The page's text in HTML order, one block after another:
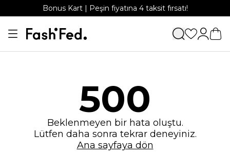
Bonus Kart | Peşin fiyatına 4 taksit fırsatı!
500
Beklenmeyen bir hata oluştu.
Lütfen daha sonra tekrar deneyiniz.
Ana sayfaya dön